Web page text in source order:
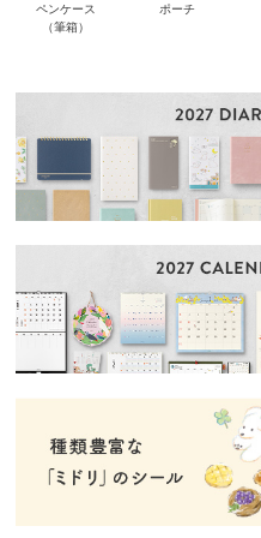
ペンケース
（筆箱）
ポーチ